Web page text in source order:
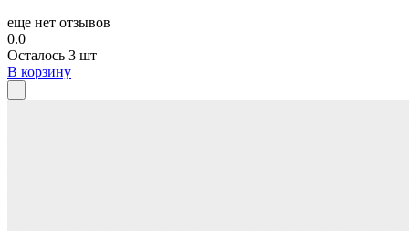
еще нет отзывов
0.0
Осталось 3 шт
В корзину